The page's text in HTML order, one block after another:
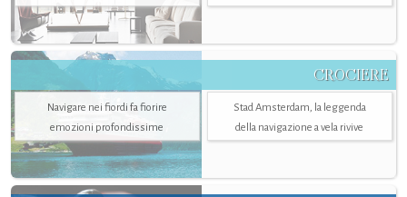
CROCIERE
Navigare nei fiordi fa fiorire
emozioni profondissime
Stad Amsterdam, la leggenda
della navigazione a vela rivive